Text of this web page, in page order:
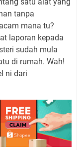
tanpa
mana tu?
laporan kepada
sudah mula
di rumah. Wah!
ni dari